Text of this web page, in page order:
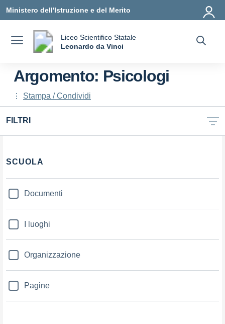
Ministero dell'Istruzione e del Merito
Liceo Scientifico Statale
Leonardo da Vinci
Argomento: Psicologi
Stampa / Condividi
FILTRI
Filtri
SCUOLA
Documenti
I luoghi
Organizzazione
Pagine